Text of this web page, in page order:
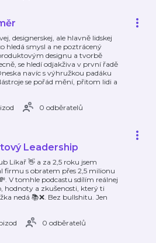
designerskej, ale hlavně lidskej
hledá smysl a ne poztrácený
designu a tvorbě
se hledí odjakživa v první řadě
navíc s výhružkou padáku
se pořád mění, přitom lidi a
0 odběratelů
Leadership
Líkař 👋 a za 2,5 roku jsem
firmu s obratem přes 2,5 milionu
V tomhle podcastu sdílím reálnej
hodnoty a zkušenosti, který ti
nedá 📚❌. Bez bullshitu. Jen
0 odběratelů